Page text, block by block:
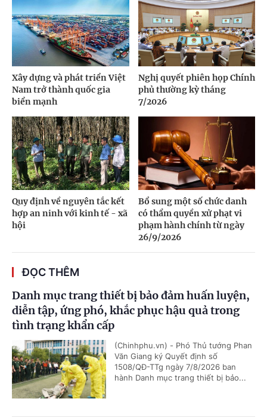
Xây dựng và phát triển Việt
Nam trở thành quốc gia
biển mạnh
Nghị quyết phiên họp Chính
phủ thường kỳ tháng
7/2026
Quy định về nguyên tắc kết
hợp an ninh với kinh tế - xã
hội
Bổ sung một số chức danh
có thẩm quyền xử phạt vi
phạm hành chính từ ngày
26/9/2026
ĐỌC THÊM
Danh mục trang thiết bị bảo đảm huấn luyện,
diễn tập, ứng phó, khắc phục hậu quả trong
tình trạng khẩn cấp
(Chinhphu.vn) - Phó Thủ tướng Phan
Văn Giang ký Quyết định số
1508/QĐ-TTg ngày 7/8/2026 ban
hành Danh mục trang thiết bị bảo...